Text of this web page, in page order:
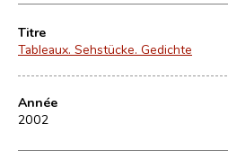
Titre
Tableaux. Sehstücke. Gedichte
Année
2002